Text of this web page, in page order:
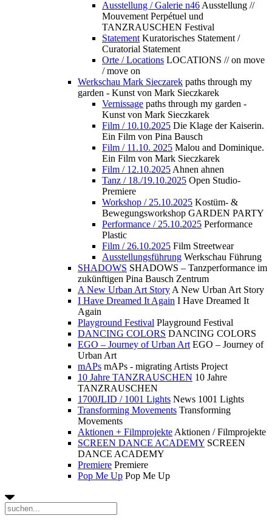
Ausstellung / Galerie n46 Ausstellung //
Mouvement Perpétuel und
TANZRAUSCHEN Festival
Statement Kuratorisches Statement /
Curatorial Statement
Orte / Locations LOCATIONS // on move
/ move on
Werkschau Mark Sieczarek paths through my
garden - Kunst von Mark Sieczkarek
Vernissage paths through my garden -
Kunst von Mark Sieczkarek
Film / 10.10.2025 Die Klage der Kaiserin.
Ein Film von Pina Bausch
Film / 11.10. 2025 Malou and Dominique.
Ein Film von Mark Sieczkarek
Film / 12.10.2025 Ahnen ahnen
Tanz / 18./19.10.2025 Open Studio-
Premiere
Workshop / 25.10.2025 Kostüm- &
Bewegungsworkshop GARDEN PARTY
Performance / 25.10.2025 Performance
Plastic
Film / 26.10.2025 Film Streetwear
Ausstellungsführung Werkschau Führung
SHADOWS SHADOWS – Tanzperformance im
zukünftigen Pina Bausch Zentrum
A New Urban Art Story A New Urban Art Story
I Have Dreamed It Again I Have Dreamed It
Again
Playground Festival Playground Festival
DANCING COLORS DANCING COLORS
EGO – Journey of Urban Art EGO – Journey of
Urban Art
mAPs mAPs - migrating Artists Project
10 Jahre TANZRAUSCHEN 10 Jahre
TANZRAUSCHEN
1700JLID / 1001 Lights News 1001 Lights
Transforming Movements Transforming
Movements
Aktionen + Filmprojekte Aktionen / Filmprojekte
SCREEN DANCE ACADEMY SCREEN
DANCE ACADEMY
Premiere Premiere
Pop Me Up Pop Me Up